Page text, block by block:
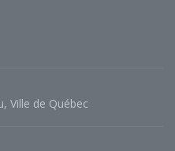
Ville de Québec